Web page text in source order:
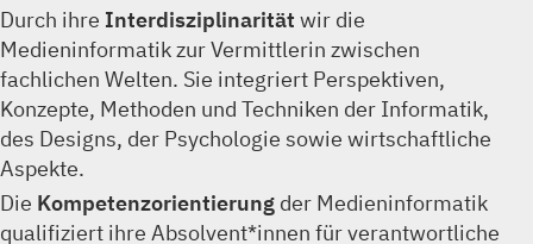
Durch ihre Interdisziplinarität wir die
Medieninformatik zur Vermittlerin zwischen
fachlichen Welten. Sie integriert Perspektiven,
Konzepte, Methoden und Techniken der Informatik,
des Designs, der Psychologie sowie wirtschaftliche
Aspekte.
Die Kompetenzorientierung der Medieninformatik
qualifiziert ihre Absolvent*innen für verantwortliche